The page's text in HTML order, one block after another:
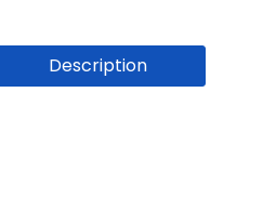
Description